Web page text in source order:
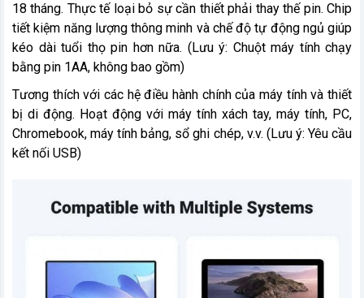
18 tháng. Thực tế loại bỏ sự cần thiết phải thay thế pin. Chip
tiết kiệm năng lượng thông minh và chế độ tự động ngủ giúp
kéo dài tuổi thọ pin hơn nữa. (Lưu ý: Chuột máy tính chạy
bằng pin 1AA, không bao gồm)
Tương thích với các hệ điều hành chính của máy tính và thiết
bị di động. Hoạt động với máy tính xách tay, máy tính, PC,
Chromebook, máy tính bảng, sổ ghi chép, v.v. (Lưu ý: Yêu cầu
kết nối USB)